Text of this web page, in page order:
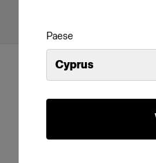
Paese
Cyprus